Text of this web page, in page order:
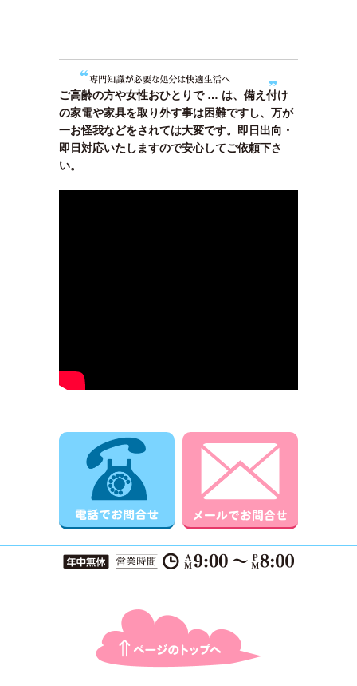
ご高齢の方や女性おひとりで … は、備え付け
の家電や家具を取り外す事は困難ですし、万が
一お怪我などをされては大変です。即日出向・
即日対応いたしますので安心してご依頼下さ
い。
電話でお問合せ